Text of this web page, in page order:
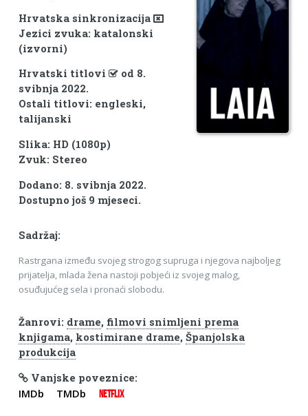
Hrvatska sinkronizacija
Jezici zvuka: katalonski
(izvorni)
Hrvatski titlovi
od 8.
svibnja 2022.
Ostali titlovi: engleski,
talijanski
Slika: HD (1080p)
Zvuk: Stereo
Dodano: 8. svibnja 2022.
Dostupno još 9 mjeseci.
Sadržaj:
Rastrgana između svojeg strogog supruga i njegova najboljeg
prijatelja, mlada žena nastoji pobjeći iz svojeg malog,
osuđujućeg sela i pronaći slobodu.
Žanrovi: drame, filmovi snimljeni prema
knjigama, kostimirane drame, Španjolska
produkcija
Vanjske poveznice:
IMDb TMDb NETFLIX